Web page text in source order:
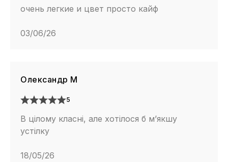
очень легкие и цвет просто кайф
03/06/26
Олександр М
5
В цілому класні, але хотілося б м’якшу
устілку
18/05/26